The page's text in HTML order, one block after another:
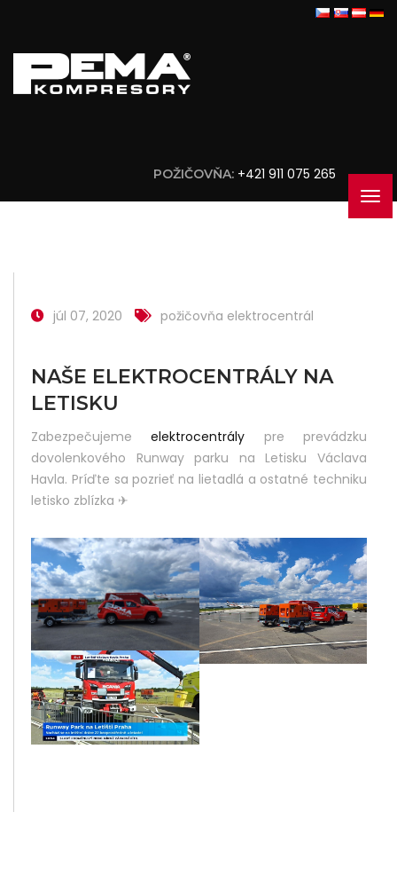
POŽIČOVŇA: +421 911 075 265
júl 07, 2020 požičovňa elektrocentrál
NAŠE ELEKTROCENTRÁLY NA
LETISKU
Zabezpečujemeelektrocentrály pre prevádzku
dovolenkového Runway parku na Letisku Václava
Havla. Príďte sa pozrieť na lietadlá a ostatné techniku
letisko zblízka ✈